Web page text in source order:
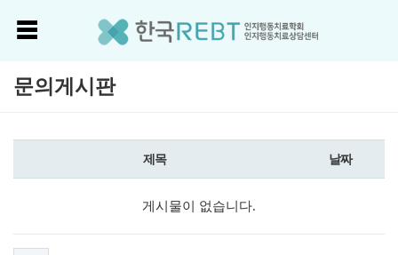
문의게시판
제목 날짜
게시물이 없습니다.